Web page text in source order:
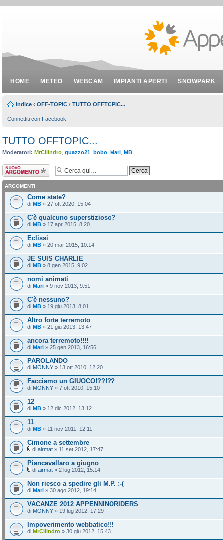
HOME METEO WEBCAM IMPIANTI APERTI SNOWPARK
Indice ‹ OFF-TOPIC ‹ TUTTO OFFTOPIC...
Connettiti con Facebook
TUTTO OFFTOPIC...
Moderatori: MrCilindro guazzo21 bobo Mari MB
Scrivi un nuovo
argomento
ARGOMENTI
Come state?
di MB » 27 ott 2020, 15:04
C'è qualcuno superstizioso?
di MB » 17 apr 2015, 8:20
Eclissi
di MB » 20 mar 2015, 10:14
JE SUIS CHARLIE
di MB » 8 gen 2015, 9:02
nomi animati
di Mari » 9 nov 2013, 9:51
C'è nessuno?
di MB » 19 giu 2013, 8:01
Altro forte terremoto
di MB » 21 giu 2013, 13:47
ancora terremoto!!!!
di Mari » 25 gen 2013, 16:56
PAROLANDO
di MONNY » 13 ott 2010, 12:20
Facciamo un GIUOCO!??!??
di MONNY » 7 ott 2010, 15:10
12
di MB » 12 dic 2012, 13:12
11
di MB » 11 nov 2011, 12:11
Cimone a settembre
di airmat » 11 set 2012, 17:47
Piancavallaro a giugno
di airmat » 2 lug 2012, 15:14
Non riesco a spedire gli M.P. :-(
di Mari » 30 ago 2012, 19:14
VACANZE 2012 APPENNINORIDERS
di MONNY » 19 lug 2012, 17:29
Impoverimento webbatico!!!
di MrCilindro » 30 giu 2012, 15:43